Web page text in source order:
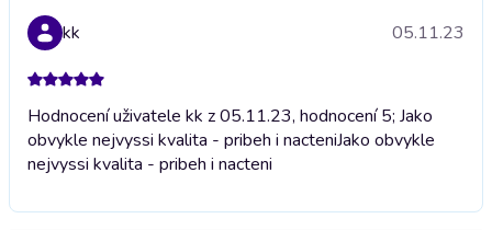
kk 05.11.23
Hodnocení uživatele kk z 05.11.23, hodnocení 5; Jako
obvykle nejvyssi kvalita - pribeh i nacteniJako obvykle
nejvyssi kvalita - pribeh i nacteni